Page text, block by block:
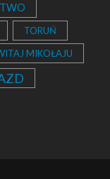
TORUŃ
MIKOŁAJU